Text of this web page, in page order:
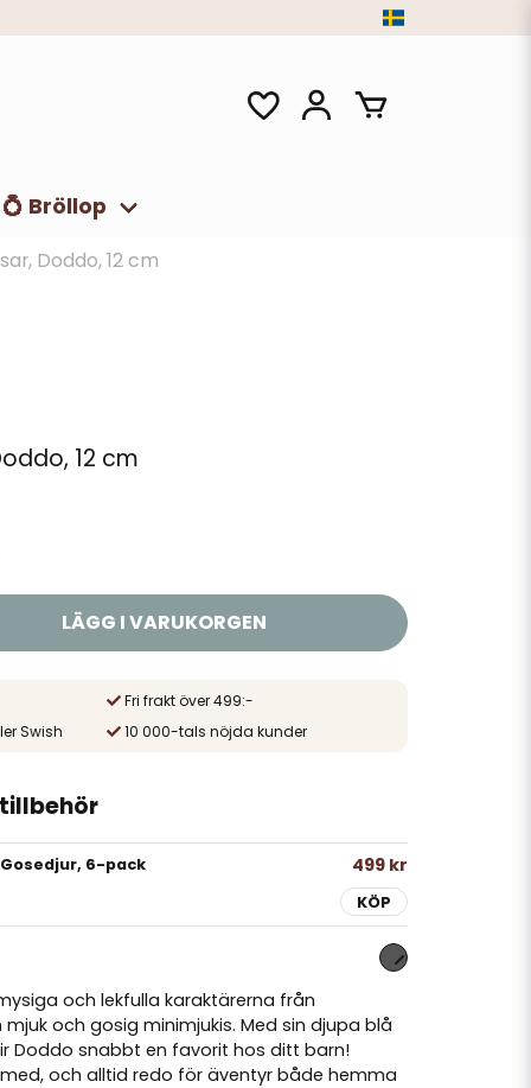
💍 Bröllop
Doddo, 12 cm
12 cm
LÄGG I VARUKORGEN
Fri frakt över 499:-
Swish
10 000-tals nöjda kunder
6-pack 499 kr
KÖP
och lekfulla karaktärerna från
och gosig minimjukis. Med sin djupa blå
Doddo snabbt en favorit hos ditt barn!
och alltid redo för äventyr både hemma